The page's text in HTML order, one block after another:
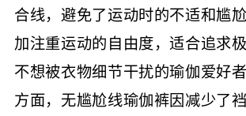
合线，避免了运动时的不适和尴
加注重运动的自由度，适合追求
不想被衣物细节干扰的瑜伽爱好
方面，无尴尬线瑜伽裤因减少了